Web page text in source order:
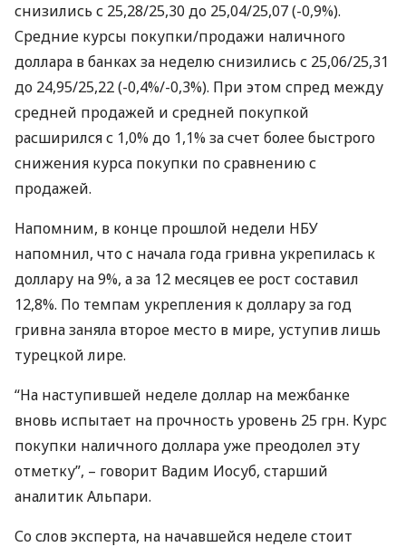
снизились с 25,28/25,30 до 25,04/25,07 (-0,9%).
Средние курсы покупки/продажи наличного
доллара в банках за неделю снизились с 25,06/25,31
до 24,95/25,22 (-0,4%/-0,3%). При этом спред между
средней продажей и средней покупкой
расширился с 1,0% до 1,1% за счет более быстрого
снижения курса покупки по сравнению с
продажей.
Напомним, в конце прошлой недели НБУ
напомнил, что с начала года гривна укрепилась к
доллару на 9%, а за 12 месяцев ее рост составил
12,8%. По темпам укрепления к доллару за год
гривна заняла второе место в мире, уступив лишь
турецкой лире.
“На наступившей неделе доллар на межбанке
вновь испытает на прочность уровень 25 грн. Курс
покупки наличного доллара уже преодолел эту
отметку”, – говорит Вадим Иосуб, старший
аналитик Альпари.
Со слов эксперта, на начавшейся неделе стоит